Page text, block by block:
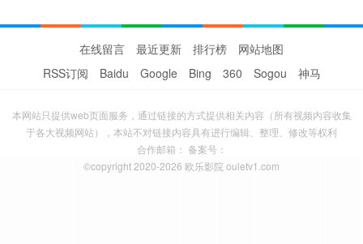
在线留言 最近更新 排行榜
网站地图
RSS订阅
Baidu Google Bing 360 Sogou 神马
本网站只提供web页面服务，通过链接的方式提供相关内容（所有视频内容收集
于各大视频网站），本站不对链接内容具有进行编辑、整理、修改等权利
合作邮箱： 备案号：
©copyright 2020-2026 欧乐影院 ouletv1.com